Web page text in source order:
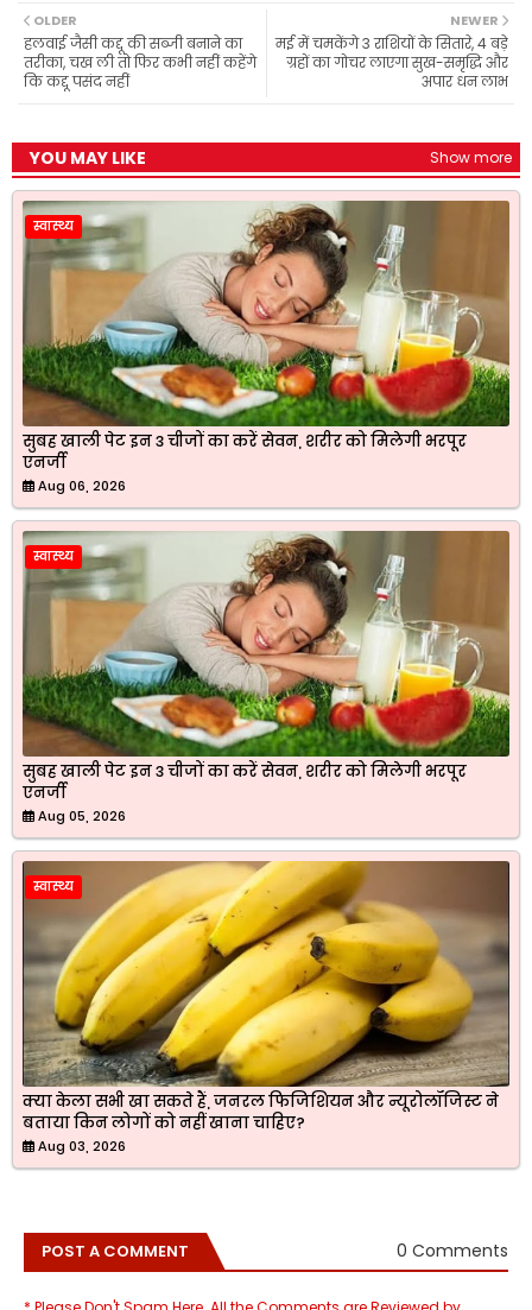
b
o
o
k
A
p
p
r
a
m
e
r
NEWER
मई में चमकेंगे 3 राशियों के सितारे, 4 बड़े
ग्रहों का गोचर लाएगा सुख-समृद्धि और
अपार धन लाभ
OLDER
हलवाई जैसी कद्दू की सब्जी बनाने का
तरीका, चख ली तो फिर कभी नहीं कहेंगे
कि कद्दू पसंद नहीं
YOU MAY LIKE Show more
स्वास्थ्य
सुबह खाली पेट इन 3 चीजों का करें सेवन, शरीर को मिलेगी भरपूर
एनर्जी
Aug 06, 2026
स्वास्थ्य
सुबह खाली पेट इन 3 चीजों का करें सेवन, शरीर को मिलेगी भरपूर
एनर्जी
Aug 05, 2026
स्वास्थ्य
क्या केला सभी खा सकते हैं, जनरल फिजिशियन और न्यूरोलॉजिस्ट ने
बताया किन लोगों को नहीं खाना चाहिए?
Aug 03, 2026
POST A COMMENT 0 Comments